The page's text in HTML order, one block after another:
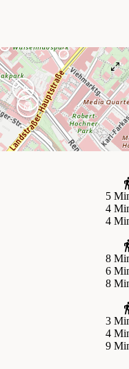
5
4
4
8
6
8
3
4
9